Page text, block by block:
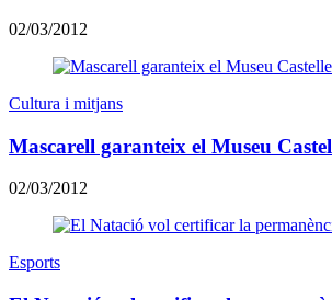
02/03/2012
Cultura i mitjans
Mascarell garanteix el Museu
02/03/2012
Esports